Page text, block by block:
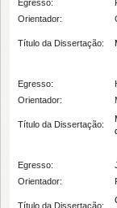
Egresso:
Orientador:
Título da Dissertação:
Egresso:
Orientador:
Título da Dissertação:
Egresso:
Orientador:
Título da Dissertação: